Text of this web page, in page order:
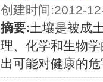
创建时间:2012-
摘要:土壤是被成
理、化学和生物
出可能对健康的